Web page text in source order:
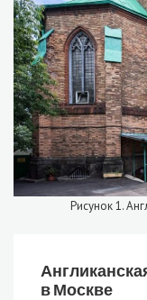
Рисунок 1.
в Москве